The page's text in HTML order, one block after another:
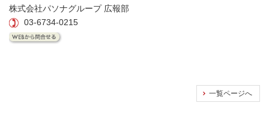
株式会社パソナグループ 広報部
03-6734-0215
一覧ページへ